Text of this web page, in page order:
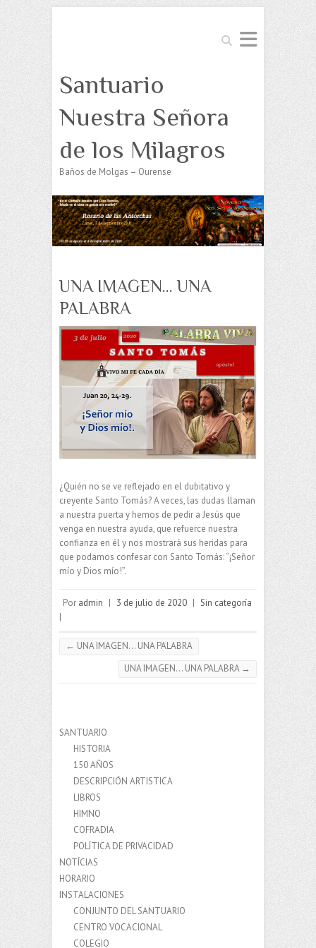
Buscar
Santuario
Nuestra Señora
de los Milagros
Baños de Molgas – Ourense
UNA IMAGEN… UNA
PALABRA
¿Quién no se ve reflejado en el dubitativo y
creyente Santo Tomás? A veces, las dudas llaman
a nuestra puerta y hemos de pedir a Jesús que
venga en nuestra ayuda, que refuerce nuestra
confianza en él y nos mostrará sus heridas para
que podamos confesar con Santo Tomás: “¡Señor
mío y Dios mío!”.
Por admin | 3 de julio de 2020 | Sin categoría
|
← UNA IMAGEN… UNA PALABRA
UNA IMAGEN… UNA PALABRA →
SANTUARIO
HISTORIA
150 AÑOS
DESCRIPCIÓN ARTISTICA
LIBROS
HIMNO
COFRADIA
POLÍTICA DE PRIVACIDAD
NOTÍCIAS
HORARIO
INSTALACIONES
CONJUNTO DEL SANTUARIO
CENTRO VOCACIONAL
COLEGIO